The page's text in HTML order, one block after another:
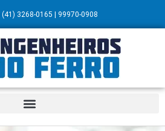
3268-0165 | 99970-0908